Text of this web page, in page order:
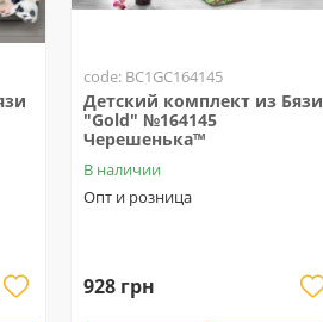
code: BC1GC164145
Детский комплект из Бязи
"Gold" №164145
Черешенька™
В наличии
Опт и розница
928 грн